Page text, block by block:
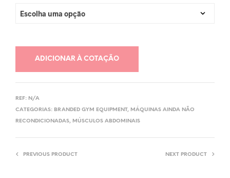
ADICIONAR À COTAÇÃO
REF: N/A
CATEGORIAS: BRANDED GYM EQUIPMENT, MÁQUINAS AINDA NÃO
RECONDICIONADAS, MÚSCULOS ABDOMINAIS
PREVIOUS PRODUCT NEXT PRODUCT